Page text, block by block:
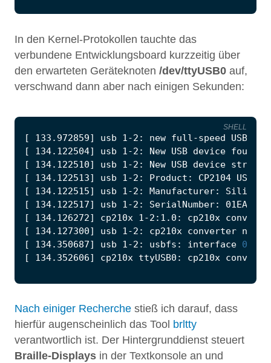
In den Kernel-Protokollen tauchte das
verbundene Entwicklungsboard kurzzeitig über
den erwarteten Geräteknoten /dev/ttyUSB0 auf,
verschwand dann aber nach einigen Sekunden:
[ 133.972859]
usb 1-2: new full-speed USB
[
134.122504] usb 1-2: New USB device found,
[
134.122510]
usb 1-2: New USB device
[
134.122513]
[
134.122515]
[
134.122517]
[
134.126272]
[
134.127300]
[
134.350687] usb 1-2: usbfs: interface 0
[
134.352606]
SHELL
Nach einiger Recherche stieß ich darauf, dass
hierfür augenscheinlich das Tool brltty
verantwortlich ist. Der Hintergrunddienst steuert
Braille-Displays in der Textkonsole an und